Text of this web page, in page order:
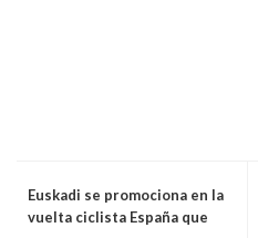
Euskadi se promociona en la
vuelta ciclista España que